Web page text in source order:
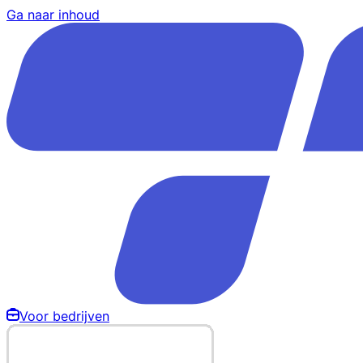
Ga naar inhoud
Voor bedrijven